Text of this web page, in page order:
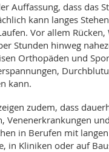
Auffassung, dass das
kann langes
Vor allem
Stunden hinweg
Orthopäden und
kann.
zudem, dass
Venenerkrankungen
in Berufen mit
in Kliniken oder auf